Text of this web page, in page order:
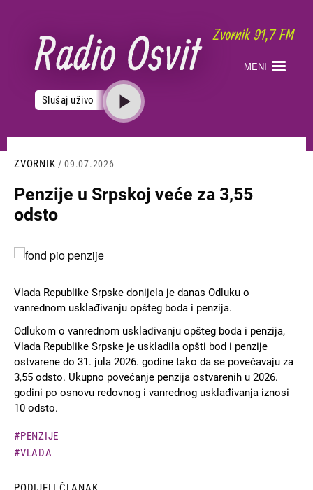
sadržaj
MENI
Slušaj uživo
ZVORNIK / 09.07.2026
Penzije u Srpskoj veće za 3,55
odsto
Slika
Vlada Republike Srpske donijela je danas Odluku o
vanrednom usklađivanju opšteg boda i penzija.
Odlukom o vanrednom usklađivanju opšteg boda i penzija,
Vlada Republike Srpske je uskladila opšti bod i penzije
ostvarene do 31. jula 2026. godine tako da se povećavaju za
3,55 odsto. Ukupno povećanje penzija ostvarenih u 2026.
godini po osnovu redovnog i vanrednog usklađivanja iznosi
10 odsto.
PENZIJE
VLADA